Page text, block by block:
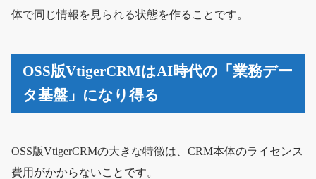
体で同じ情報を見られる状態を作ることです。
OSS版VtigerCRMはAI時代の「業務デー
タ基盤」になり得る
OSS版VtigerCRMの大きな特徴は、CRM本体のライセンス
費用がかからないことです。